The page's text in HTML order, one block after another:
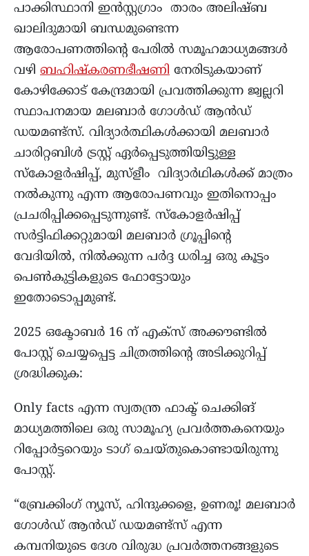
പാക്കിസ്ഥാനി ഇന്‍സ്റ്റഗ്രാം താരം അലിഷ്ബ
ഖാലിദുമായി ബന്ധമുണ്ടെന്ന
ആരോപണത്തിന്‍റെ പേരില്‍ സമൂഹമാധ്യമങ്ങള്‍
വഴി ബഹിഷ്കരണഭീഷണി നേരിടുകയാണ്
കോഴിക്കോട് കേന്ദ്രമായി പ്രവത്തിക്കുന്ന ജ്വല്ലറി
സ്ഥാപനമായ മലബാർ ഗോൾഡ് ആൻഡ്
ഡയമണ്ട്സ്. വിദ്യാർത്ഥികൾക്കായി മലബാർ
ചാരിറ്റബിൾ ട്രസ്റ്റ് ഏർപ്പെടുത്തിയിട്ടുള്ള
സ്‌കോളർഷിപ്പ്, മുസ്ളീം വിദ്യാർഥികൾക്ക് മാത്രം
നല്‍കുന്നു എന്ന ആരോപണവും ഇതിനൊപ്പം
പ്രചരിപ്പിക്കപ്പെടുന്നുണ്ട്. സ്കോളർഷിപ്പ്
സര്‍ട്ടിഫിക്കറ്റുമായി മലബാർ ഗ്രൂപ്പിന്റെ
വേദിയില്‍, നിൽക്കുന്ന പർദ്ദ ധരിച്ച ഒരു കൂട്ടം
പെൺകുട്ടികളുടെ ഫോട്ടോയും
ഇതോടൊപ്പമുണ്ട്.
2025 ഒക്ടോബർ 16 ന് എക്സ് അക്കൗണ്ടിൽ
പോസ്റ്റ് ചെയ്യപ്പെട്ട ചിത്രത്തിന്‍റെ അടിക്കുറിപ്പ്
ശ്രദ്ധിക്കുക:
Only facts എന്ന സ്വതന്ത്ര ഫാക്ട് ചെക്കിങ്
മാധ്യമത്തിലെ ഒരു സാമൂഹ്യ പ്രവർത്തകനെയും
റിപ്പോർട്ടറെയും ടാഗ് ചെയ്തുകൊണ്ടായിരുന്നു
പോസ്റ്റ്.
“ബ്രേക്കിംഗ് ന്യൂസ്, ഹിന്ദുക്കളെ, ഉണരൂ! മലബാർ
ഗോൾഡ് ആൻഡ് ഡയമണ്ട്സ് എന്ന
കമ്പനിയുടെ ദേശ വിരുദ്ധ പ്രവർത്തനങ്ങളുടെ